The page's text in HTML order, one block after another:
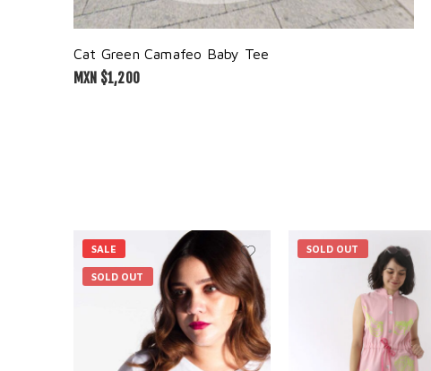
Cat Green Camafeo Baby Tee
MXN $1,200
SALE
SOLD OUT
SOLD OUT